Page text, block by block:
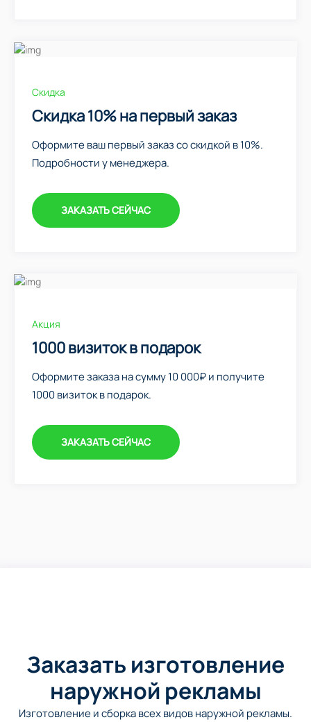
Скидка
Скидка 10% на первый заказ
Оформите ваш первый заказ со скидкой в 10%.
Подробности у менеджера.
ЗАКАЗАТЬ СЕЙЧАС
Акция
1000 визиток в подарок
Оформите заказа на сумму 10 000₽ и получите
1000 визиток в подарок.
ЗАКАЗАТЬ СЕЙЧАС
Заказать изготовление
наружной рекламы
Изготовление и сборка всех видов наружной рекламы.